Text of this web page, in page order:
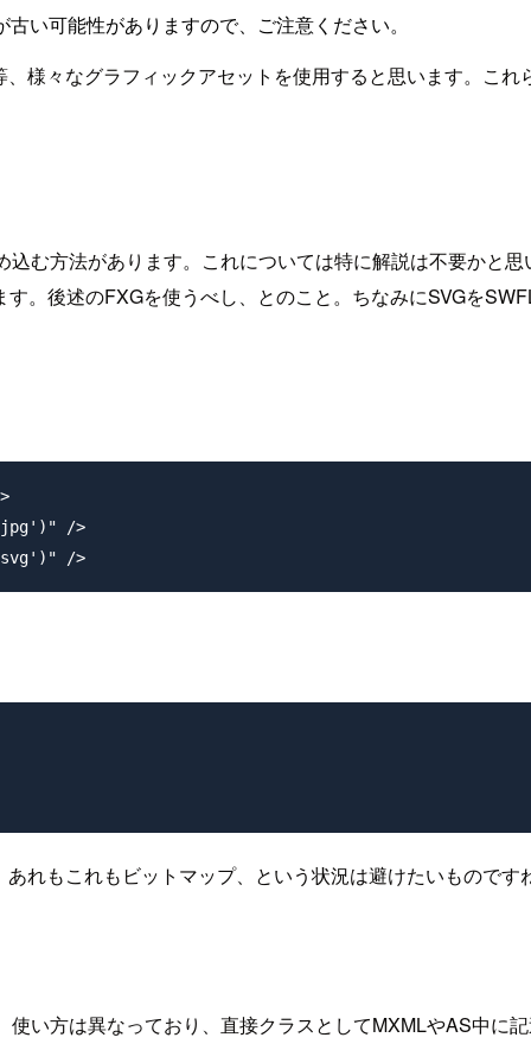
い可能性がありますので、ご注意ください。
々なグラフィックアセットを使用すると思います。これ
む方法があります。これについては特に解説は不要かと
後述のFXGを使うべし、とのこと。ちなみにSVGを
/>
もこれもビットマップ、という状況は避けたいものです
い方は異なっており、直接クラスとしてMXMLやAS中に